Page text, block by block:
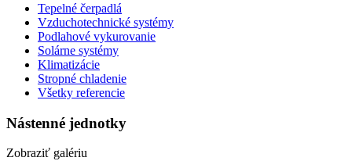
Tepelné čerpadlá
Vzduchotechnické systémy
Podlahové vykurovanie
Solárne systémy
Klimatizácie
Stropné chladenie
Všetky referencie
Nástenné jednotky
Zobraziť galériu